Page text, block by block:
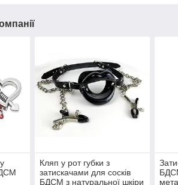
Кляп у рот губки з
затискачами для сосків
БДСМ з натуральної шкіри